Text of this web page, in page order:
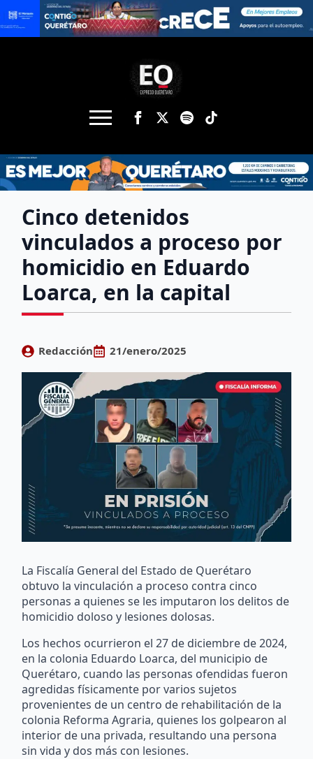
Cinco detenidos
vinculados a proceso por
homicidio en Eduardo
Loarca, en la capital
Redacción 21/enero/2025
La Fiscalía General del Estado de Querétaro
obtuvo la vinculación a proceso contra cinco
personas a quienes se les imputaron los delitos de
homicidio doloso y lesiones dolosas.
Los hechos ocurrieron el 27 de diciembre de 2024,
en la colonia Eduardo Loarca, del municipio de
Querétaro, cuando las personas ofendidas fueron
agredidas físicamente por varios sujetos
provenientes de un centro de rehabilitación de la
colonia Reforma Agraria, quienes los golpearon al
interior de una privada, resultando una persona
sin vida y dos más con lesiones.